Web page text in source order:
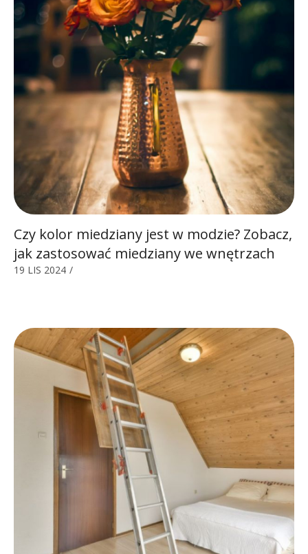
Czy kolor miedziany jest w modzie? Zobacz,
jak zastosować miedziany we wnętrzach
19 LIS 2024 /